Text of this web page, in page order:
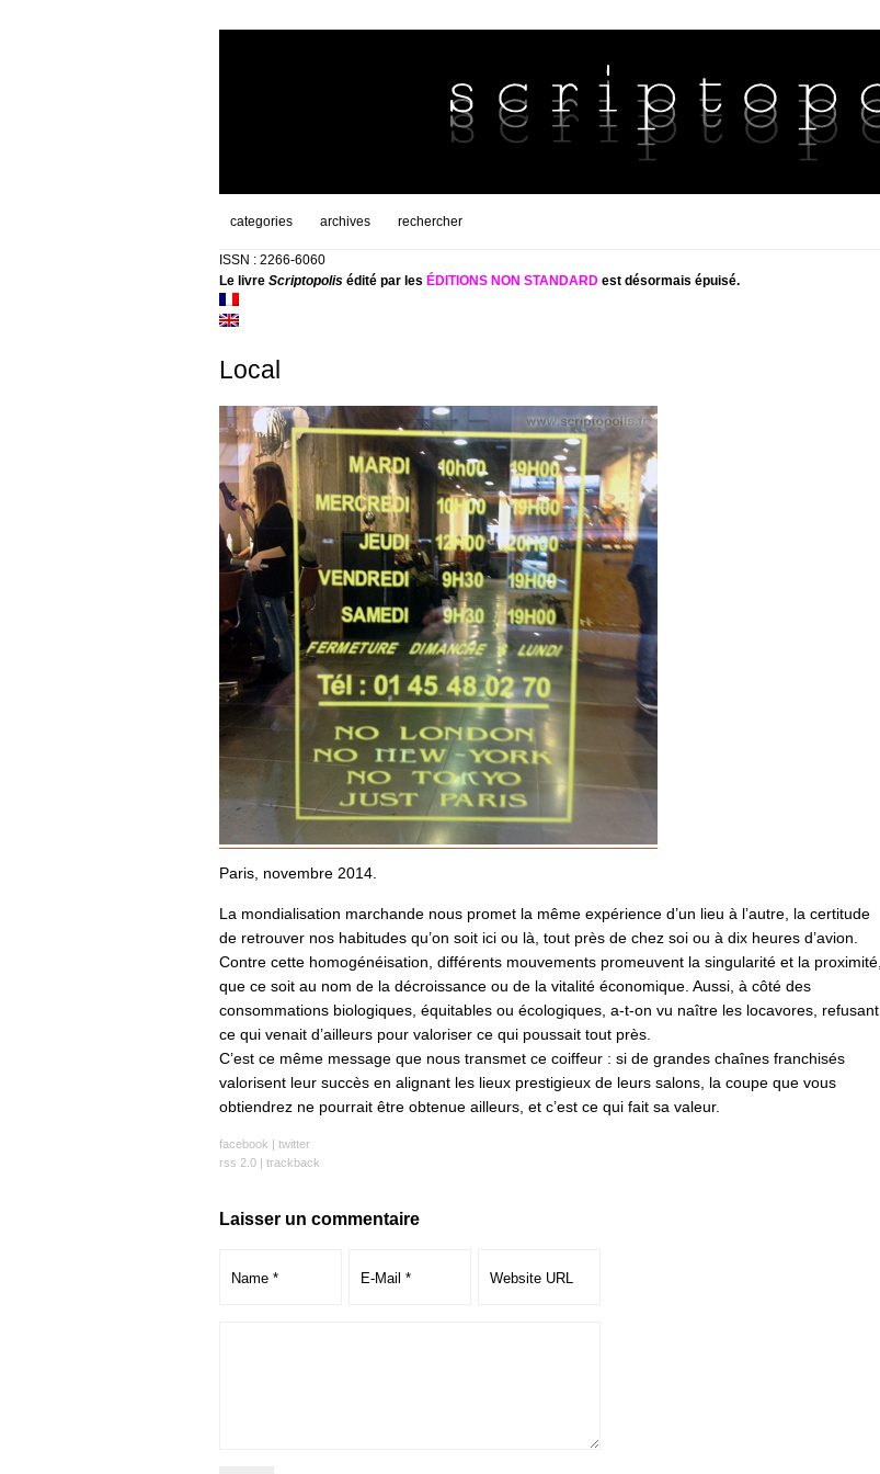
categories archives rechercher
ISSN : 2266-6060
Le livre Scriptopolisédité par les ÉDITIONS NON STANDARDest désormais épuisé.
Local
Paris, novembre 2014.
La mondialisation marchande nous promet la même expérience d’un lieu à l’autre, la certitude
de retrouver nos habitudes qu’on soit ici ou là, tout près de chez soi ou à dix heures d’avion.
Contre cette homogénéisation, différents mouvements promeuvent la singularité et la proximité,
que ce soit au nom de la décroissance ou de la vitalité économique. Aussi, à côté des
consommations biologiques, équitables ou écologiques, a-t-on vu naître les locavores, refusant
ce qui venait d’ailleurs pour valoriser ce qui poussait tout près.
C’est ce même message que nous transmet ce coiffeur : si de grandes chaînes franchisés
valorisent leur succès en alignant les lieux prestigieux de leurs salons, la coupe que vous
obtiendrez ne pourrait être obtenue ailleurs, et c’est ce qui fait sa valeur.
facebook | twitter
rss 2.0| trackback
Laisser un commentaire